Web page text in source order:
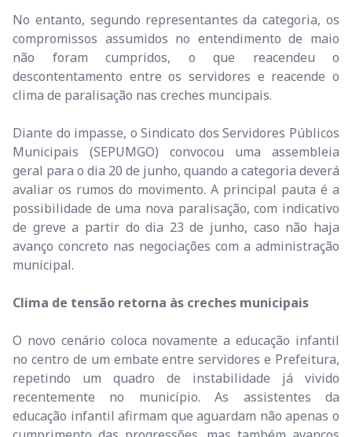
No entanto, segundo representantes da categoria, os
compromissos assumidos no entendimento de maio
não foram cumpridos, o que reacendeu o
descontentamento entre os servidores e reacende o
clima de paralisação nas creches muncipais.
Diante do impasse, o Sindicato dos Servidores Públicos
Municipais (SEPUMGO) convocou uma assembleia
geral para o dia 20 de junho, quando a categoria deverá
avaliar os rumos do movimento. A principal pauta é a
possibilidade de uma nova paralisação, com indicativo
de greve a partir do dia 23 de junho, caso não haja
avanço concreto nas negociações com a administração
municipal.
Clima de tensão retorna às creches municipais
O novo cenário coloca novamente a educação infantil
no centro de um embate entre servidores e Prefeitura,
repetindo um quadro de instabilidade já vivido
recentemente no município. As assistentes da
educação infantil afirmam que aguardam não apenas o